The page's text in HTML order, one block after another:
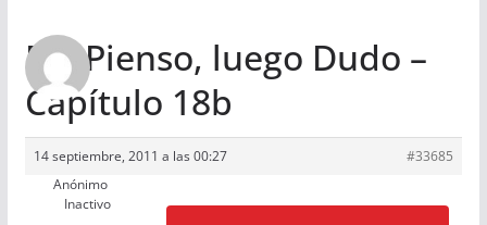
Re: Pienso, luego Dudo –
Capítulo 18b
14 septiembre, 2011 a las 00:27
#33685
Anónimo
Inactivo